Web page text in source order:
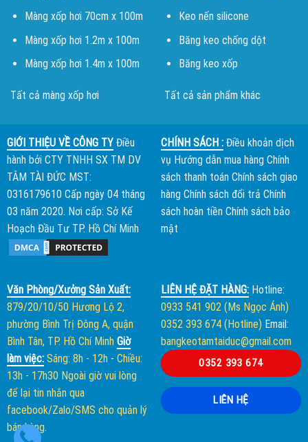
Màng xốp hơi 70cm x 100m
Màng xốp hơi 1.2m x 100m
Màng xốp hơi 1.4m x 100m
Tất cả màng xốp hơi
Keo nến silicone
Băng keo chống dột
Băng keo xốp
Tất cả sản phẩm khác
GIỚI THIỆU VỀ CÔNG TYĐiều
hành bởi CTY TNHH SX TM DV
TÂM TÀI ĐỨC MST:
0316179610 Cấp ngày 04 tháng
03 năm 2020. Nơi cấp: Sở Kế
Hoạch Đầu Tư TP. Hồ Chí Minh
CHÍNH SÁCH : Điều khoản dịch
vụ Hướng dẫn mua hàng Chính
sách thanh toán Chính sách giao
hàng Chính sách đổi trả Chính
sách hoàn tiền Chính sách bảo
mật
Văn Phòng/Xưởng Sản Xuất:
879/20/10/50 Hương Lộ 2,
phường Bình Trị Đông A, quận
Bình Tân, TP. Hồ Chí Minh Giờ
làm việc: Sáng: 8h - 12h- Chiều:
13h - 17h30 Ngoài giờ vui lòng
để lại tin nhắn qua
facebook/Zalo/SMS cho quản lý
bán hàng.
LIÊN HỆ ĐẶT HÀNG:Hotline:
0933 541 902 (Ms Ngọc Ánh)
0352 393 674 (Hotline) Email:
bangkeotamtaiduc@gmail.com
0352 393 674
LIÊN HỆ